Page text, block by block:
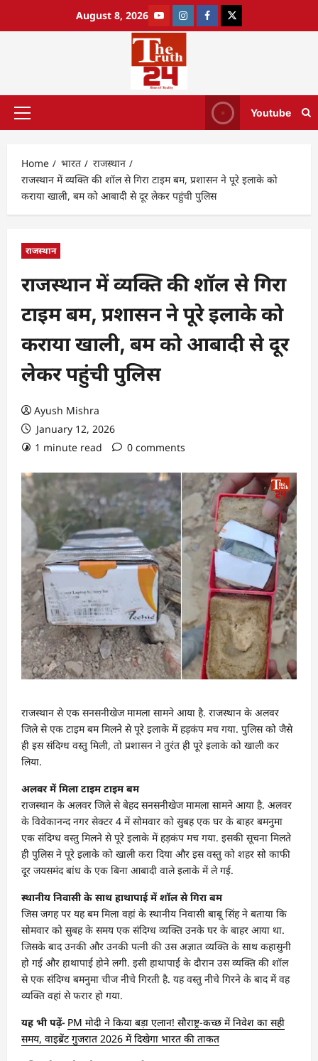
August 8, 2026
Youtube
Home भारत
राजस्थान
राजस्थान में व्यक्ति की शॉल से गिरा टाइम बम, प्रशासन ने पूरे इलाके को
कराया खाली, बम को आबादी से दूर लेकर पहुंची पुलिस
राजस्थान
राजस्थान में व्यक्ति की शॉल से गिरा
टाइम बम, प्रशासन ने पूरे इलाके को
कराया खाली, बम को आबादी से दूर
लेकर पहुंची पुलिस
Ayush Mishra
January 12, 2026
1 minute read
0 comments
राजस्थान से एक सनसनीखेज मामला सामने आया है. राजस्थान के अलवर
जिले से एक टाइम बम मिलने से पूरे इलाके में हड़कंप मच गया. पुलिस को जैसे
ही इस संदिग्ध वस्तु मिली, तो प्रशासन ने तुरंत ही पूरे इलाके को खाली कर
लिया.
अलवर में मिला टाइम टाइम बम
राजस्थान के अलवर जिले से बेहद सनसनीखेज मामला सामने आया है. अलवर
के विवेकानन्द नगर सेक्टर 4 में सोमवार को सुबह एक घर के बाहर बमनुमा
एक संदिग्ध वस्तु मिलने से पूरे इलाके में हड़कंप मच गया. इसकी सूचना मिलते
ही पुलिस ने पूरे इलाके को खाली करा दिया और इस वस्तु को शहर सो काफी
दूर जयसमंद बांध के एक बिना आबादी वाले इलाके में ले गई.
स्थानीय निवासी के साथ हाथापाई में शॉल से गिरा बम
जिस जगह पर यह बम मिला वहां के स्थानीय निवासी बाबू सिंह ने बताया कि
सोमवार को सुबह के समय एक संदिग्ध व्यक्ति उनके घर के बाहर आया था.
जिसके बाद उनकी और उनकी पत्नी की उस अज्ञात व्यक्ति के साथ कहासुनी
हो गई और हाथापाई होने लगी. इसी हाथापाई के दौरान उस व्यक्ति की शॉल
से एक संदिग्ध बमनुमा चीज नीचे गिरती है. यह वस्तु नीचे गिरने के बाद में वह
व्यक्ति वहां से फरार हो गया.
यह भी पढ़ें- PM मोदी ने किया बड़ा एलान! सौराष्ट्र-कच्छ में निवेश का सही
समय, वाइब्रेंट गुजरात 2026 में दिखेगा भारत की ताकत